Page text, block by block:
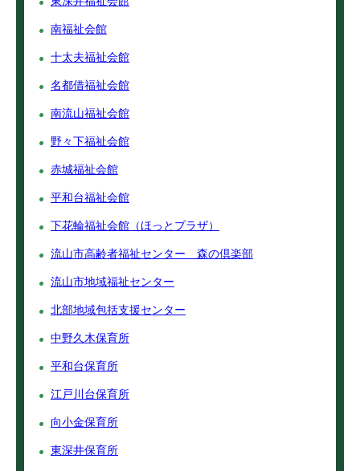
南福祉会館
十太夫福祉会館
名都借福祉会館
南流山福祉会館
野々下福祉会館
赤城福祉会館
平和台福祉会館
下花輪福祉会館（ほっとプラザ）
流山市高齢者福祉センター 森の倶楽部
流山市地域福祉センター
北部地域包括支援センター
中野久木保育所
平和台保育所
江戸川台保育所
向小金保育所
東深井保育所